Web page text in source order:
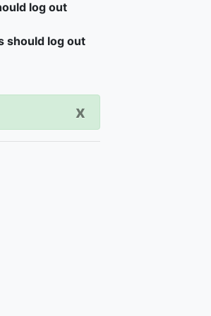
log out
should log out
x